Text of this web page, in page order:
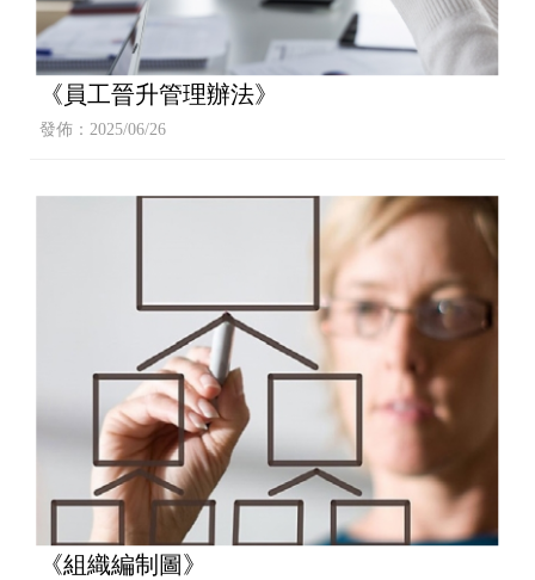
《員工晉升管理辦法》
發佈：2025/06/26
《組織編制圖》